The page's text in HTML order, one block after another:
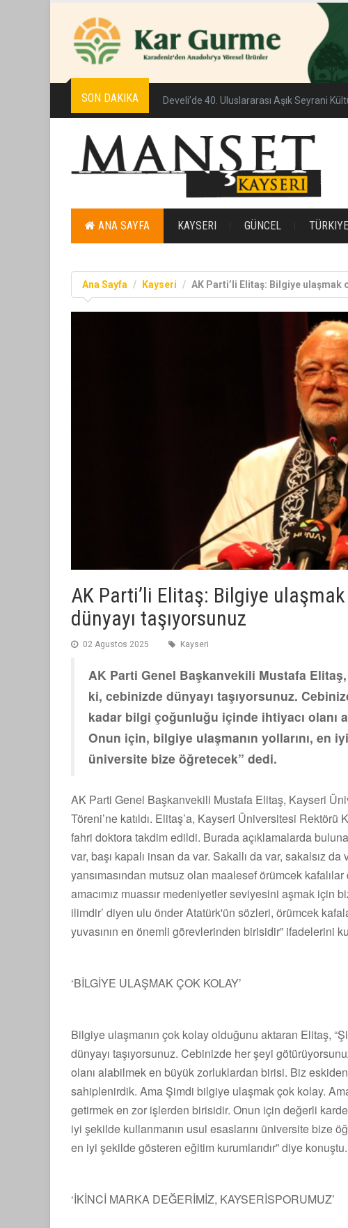
SON DAKIKA Erciyes’te gökyüzü tutkunları için meteor
ANA SAYFA KAYSERI GÜNCEL TÜRKIYE
Ana Sayfa Kayseri AK Parti’li Elitaş: Bilgiye ulaşmak
AK Parti’li Elitaş: Bilgiye
dünyayı taşıyorsunuz
02 Agustos 2025 Kayseri
AK Parti Genel Başkanvekili Mustafa
ki, cebinizde dünyayı taşıyorsunuz.
kadar bilgi çoğunluğu içinde ihtiyacı
Onun için, bilgiye ulaşmanın yollarını, en
üniversite bize öğretecek” dedi.
AK Parti Genel Başkanvekili Mustafa Elitaş, Kayseri
Töreni’ne katıldı. Elitaş’a, Kayseri Üniversitesi
fahri doktora takdim edildi. Burada açıklamalarda
var, başı kapalı insan da var. Sakallı da var, sakalsız
yansımasından mutsuz olan maalesef örümcek
amacımız muassır medeniyetler seviyesini aşmak için
ilimdir’ diyen ulu önder Atatürk'ün sözleri, örümcek
yuvasının en önemli görevlerinden birisidir” ifadelerini
‘BİLGİYE ULAŞMAK ÇOK KOLAY’
Bilgiye ulaşmanın çok kolay olduğunu aktaran Elitaş,
dünyayı taşıyorsunuz. Cebinizde her şeyi
olanı alabilmek en büyük zorluklardan birisi. Biz eskiden
sahiplenirdik. Ama Şimdi bilgiye ulaşmak çok kolay.
getirmek en zor işlerden birisidir. Onun için değerli
iyi şekilde kullanmanın usul esaslarını üniversite bize
en iyi şekilde gösteren eğitim kurumlarıdır” diye konuştu.
‘İKİNCİ MARKA DEĞERİMİZ, KAYSERİSPORUMUZ’